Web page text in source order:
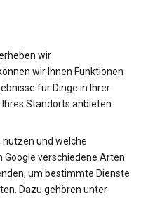
wir
wir Ihnen Funktionen
für Dinge in Ihrer
Standorts anbieten.
und welche
Google verschiedene Arten
um bestimmte Dienste
Dazu gehören unter